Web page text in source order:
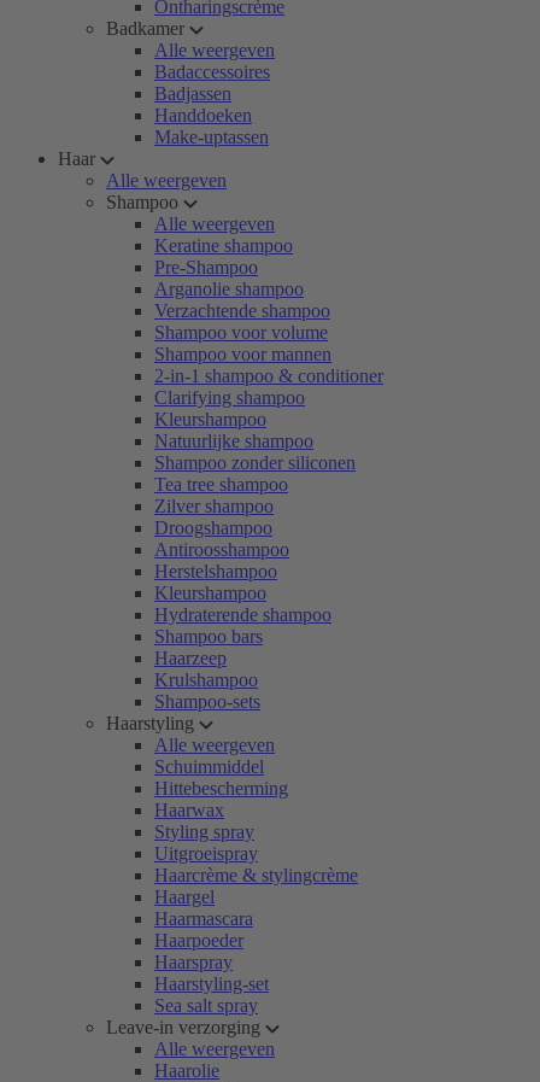
Ontharingscrème
Badkamer
Alle weergeven
Badaccessoires
Badjassen
Handdoeken
Make-uptassen
Haar
Alle weergeven
Shampoo
Alle weergeven
Keratine shampoo
Pre-Shampoo
Arganolie shampoo
Verzachtende shampoo
Shampoo voor volume
Shampoo voor mannen
2-in-1 shampoo & conditioner
Clarifying shampoo
Kleurshampoo
Natuurlijke shampoo
Shampoo zonder siliconen
Tea tree shampoo
Zilver shampoo
Droogshampoo
Antiroosshampoo
Herstelshampoo
Kleurshampoo
Hydraterende shampoo
Shampoo bars
Haarzeep
Krulshampoo
Shampoo-sets
Haarstyling
Alle weergeven
Schuimmiddel
Hittebescherming
Haarwax
Styling spray
Uitgroeispray
Haarcrème & stylingcrème
Haargel
Haarmascara
Haarpoeder
Haarspray
Haarstyling-set
Sea salt spray
Leave-in verzorging
Alle weergeven
Haarolie